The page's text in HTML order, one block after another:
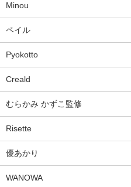
Minou
ペイル
Pyokotto
Creald
むらかみ かずこ監修
Risette
優あかり
WANOWA